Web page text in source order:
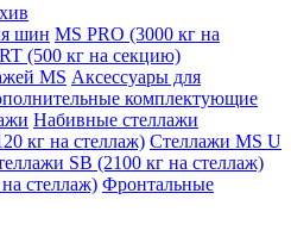
шин MS PRO (3000 кг на
(500 кг на секцию)
MS Аксессуары для
комплектующие
Набивные стеллажи
кг на стеллаж) Стеллажи MS U
SB (2100 кг на стеллаж)
стеллаж) Фронтальные